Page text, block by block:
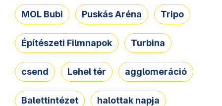
MOL Bubi Puskás Aréna Tripo
Építészeti Filmnapok Turbina
csend Lehel tér agglomeráció
Balettintézet halottak napja